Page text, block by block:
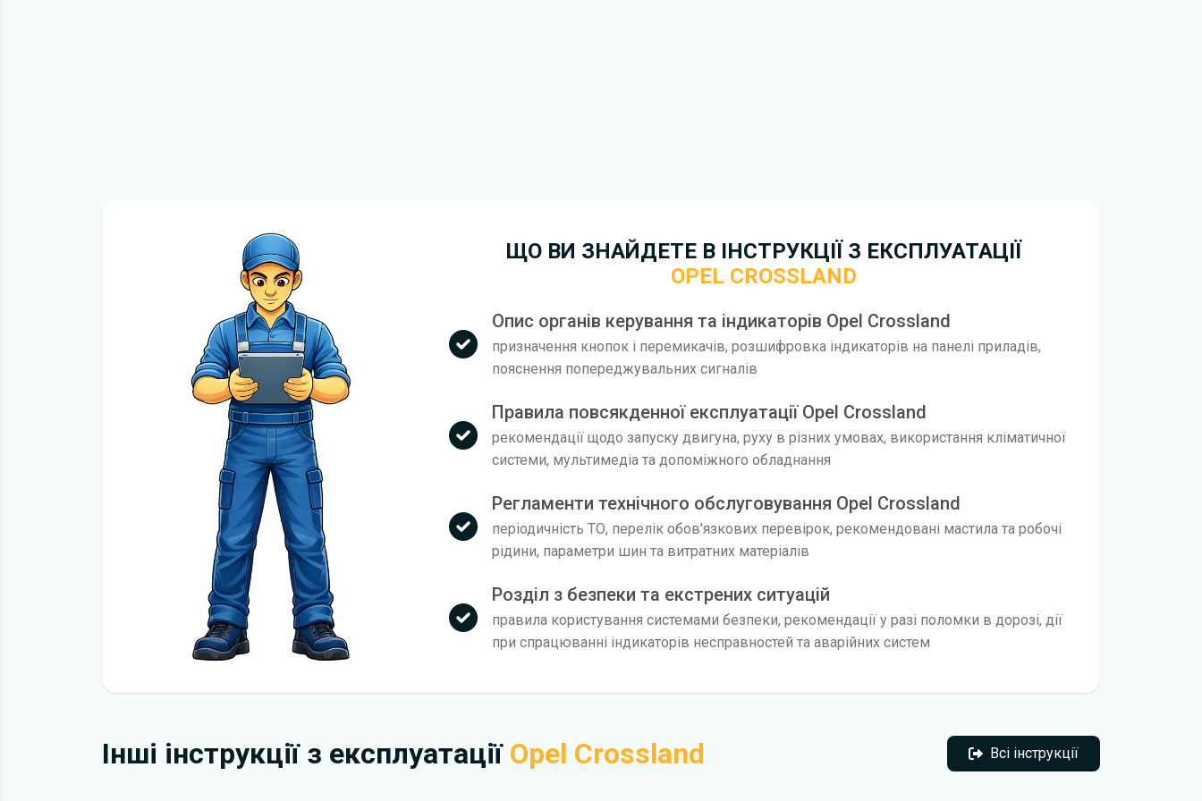
ЩО ВИ ЗНАЙДЕТЕ В ІНСТРУКЦІЇ З ЕКСПЛУАТАЦІЇ
OPEL CROSSLAND
Опис органів керування та індикаторів Opel Crossland
призначення кнопок і перемикачів, розшифровка індикаторів на панелі приладів,
пояснення попереджувальних сигналів
Правила повсякденної експлуатації Opel Crossland
рекомендації щодо запуску двигуна, руху в різних умовах, використання кліматичної
системи, мультимедіа та допоміжного обладнання
Регламенти технічного обслуговування Opel Crossland
періодичність ТО, перелік обов'язкових перевірок, рекомендовані мастила та робочі
рідини, параметри шин та витратних матеріалів
Розділ з безпеки та екстрених ситуацій
правила користування системами безпеки, рекомендації у разі поломки в дорозі, дії
при спрацюванні індикаторів несправностей та аварійних систем
Інші інструкції з експлуатації Opel Crossland Всі інструкції
Всі інструкції